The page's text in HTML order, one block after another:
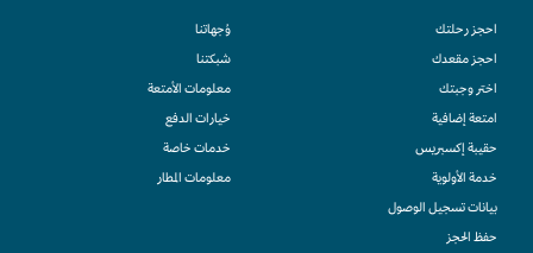
احجز رحلتك
احجز مقعدك
اختر وجبتك
امتعة إضافية
حقيبة إكسبريس
خدمة الأولوية
بيانات تسجيل الوصول
حفظ الحجز
وُجهاتنا
شبكتنا
معلومات الأمتعة
خيارات الدفع
خدمات خاصة
معلومات المطار